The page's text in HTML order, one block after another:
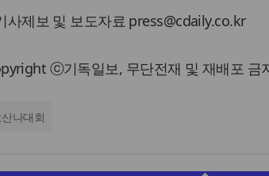
사제보 및 보도자료 press@cdaily.co.kr
ⓒ기독일보, 무단전재 및 재배포 금
나대회